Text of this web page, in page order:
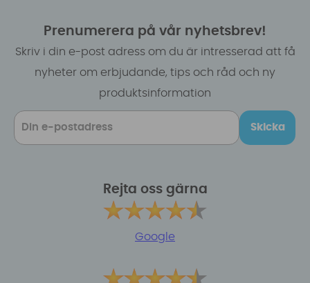
Prenumerera på vår nyhetsbrev!
Skriv i din e-post adress om du är intresserad att få
nyheter om erbjudande, tips och råd och ny
produktsinformation
Skicka
Rejta oss gärna
Google